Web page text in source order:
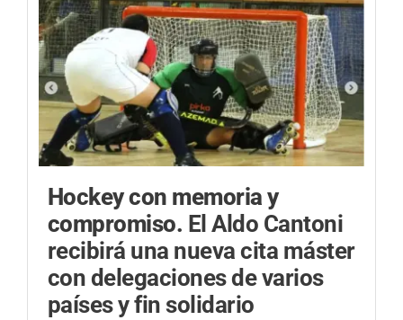
Hockey con memoria y
compromiso. El Aldo Cantoni
recibirá una nueva cita máster
con delegaciones de varios
países y fin solidario